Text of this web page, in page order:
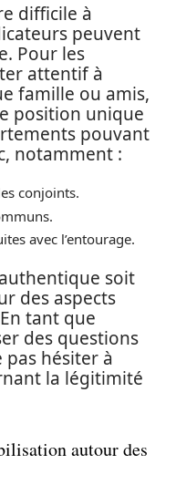
difficile à
peuvent
Pour les
attentif à
famille ou amis,
position unique
pouvant
notamment :
conjoints.
avec l’entourage.
soit
des aspects
tant que
des questions
pas hésiter à
la légitimité
autour des